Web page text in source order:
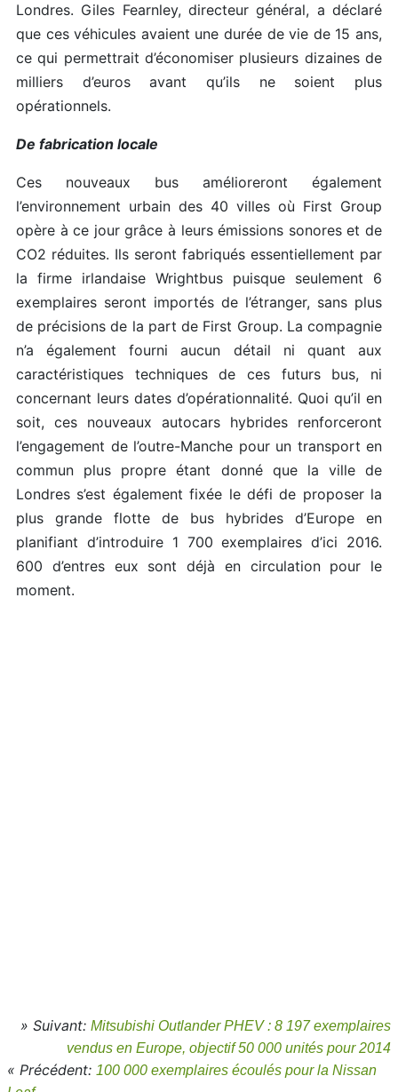
Londres. Giles Fearnley, directeur général, a déclaré
que ces véhicules avaient une durée de vie de 15 ans,
ce qui permettrait d’économiser plusieurs dizaines de
milliers d’euros avant qu’ils ne soient plus
opérationnels.
De fabrication locale
Ces nouveaux bus amélioreront également
l’environnement urbain des 40 villes où First Group
opère à ce jour grâce à leurs émissions sonores et de
CO2 réduites. Ils seront fabriqués essentiellement par
la firme irlandaise Wrightbus puisque seulement 6
exemplaires seront importés de l’étranger, sans plus
de précisions de la part de First Group. La compagnie
n’a également fourni aucun détail ni quant aux
caractéristiques techniques de ces futurs bus, ni
concernant leurs dates d’opérationnalité. Quoi qu’il en
soit, ces nouveaux autocars hybrides renforceront
l’engagement de l’outre-Manche pour un transport en
commun plus propre étant donné que la ville de
Londres s’est également fixée le défi de proposer la
plus grande flotte de bus hybrides d’Europe en
planifiant d’introduire 1 700 exemplaires d’ici 2016.
600 d’entres eux sont déjà en circulation pour le
moment.
» Suivant: Mitsubishi Outlander PHEV : 8 197 exemplaires
vendus en Europe, objectif 50 000 unités pour 2014
« Précédent: 100 000 exemplaires écoulés pour la Nissan